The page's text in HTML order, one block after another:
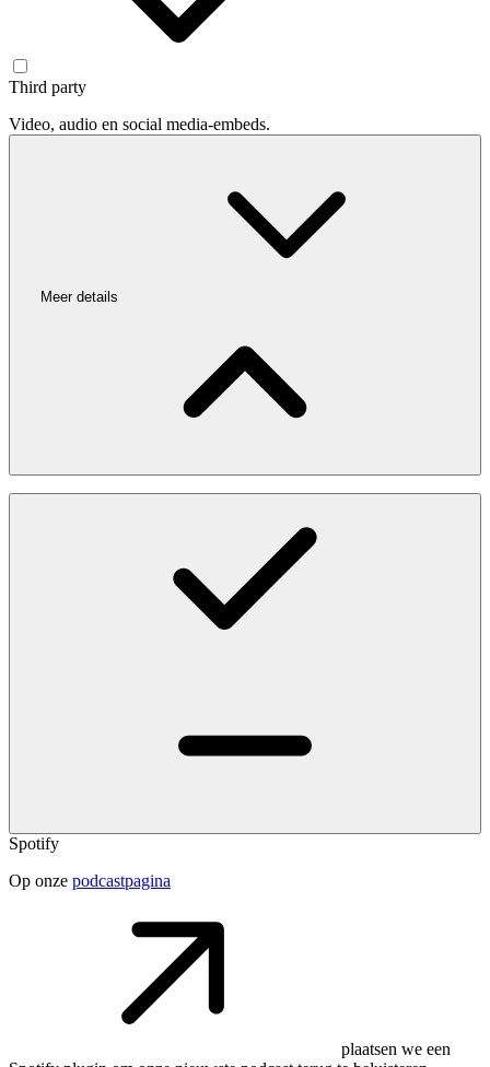
Third party
Video, audio en social media-embeds.
Meer details
Spotify
Op onze podcastpagina
plaatsen we een